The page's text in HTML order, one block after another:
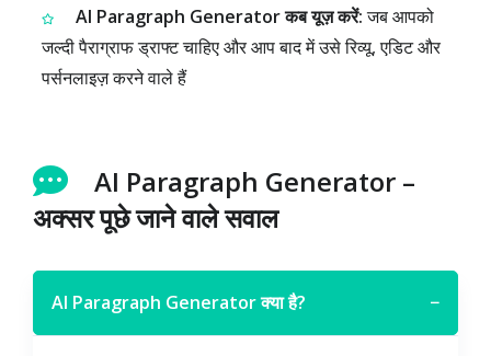
AI Paragraph Generator कब यूज़ करें:जब आपको
जल्दी पैराग्राफ ड्राफ्ट चाहिए और आप बाद में उसे रिव्यू, एडिट और
पर्सनलाइज़ करने वाले हैं
AI Paragraph Generator –
अक्सर पूछे जाने वाले सवाल
AI Paragraph Generator क्या है? −